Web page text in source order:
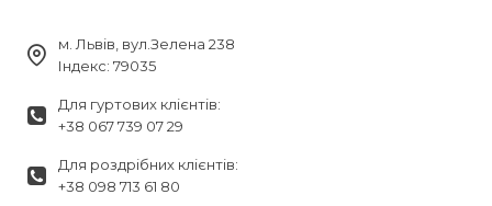
м. Львів, вул.Зелена 238
Індекс: 79035
Для гуртових клієнтів:
+38 067 739 07 29
Для роздрібних клієнтів:
+38 098 713 61 80